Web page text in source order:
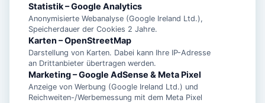
Statistik – Google Analytics
Anonymisierte Webanalyse (Google Ireland Ltd.),
Speicherdauer der Cookies 2 Jahre.
Karten – OpenStreetMap
Darstellung von Karten. Dabei kann Ihre IP-Adresse
an Drittanbieter übertragen werden.
Marketing – Google AdSense & Meta Pixel
Anzeige von Werbung (Google Ireland Ltd.) und
Reichweiten-/Werbemessung mit dem Meta Pixel